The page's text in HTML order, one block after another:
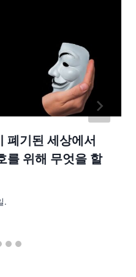
폐기된 세상에서
를 위해 무엇을 할
.